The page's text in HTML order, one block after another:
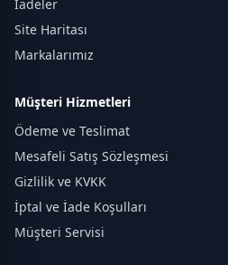
İadeler
Site Haritası
Markalarımız
Müşteri Hizmetleri
Ödeme ve Teslimat
Mesafeli Satış Sözleşmesi
Gizlilik ve KVKK
İptal ve İade Koşulları
Müşteri Servisi